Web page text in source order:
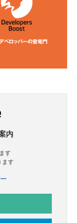
内
す
ます